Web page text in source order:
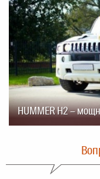
HUMMER H2 –